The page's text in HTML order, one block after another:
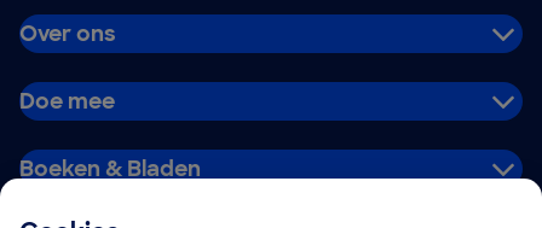
Over ons
Doe mee
Boeken & Bladen